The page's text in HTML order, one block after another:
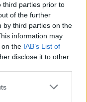
third parties prior to
of the further
by third parties on the
information may
on the IAB’s List of
disclose it to other
il test